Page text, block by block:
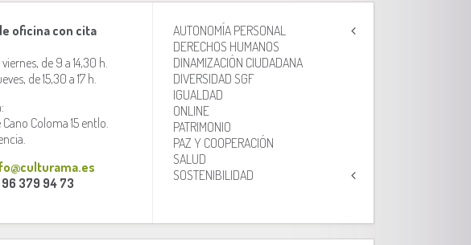
oficina con cita
de 9 a 14,30 h.
de 15,30 a 17 h.
Coloma 15 entlo.
96 379 94 73
AUTONOMÍA PERSONAL
DERECHOS HUMANOS
DINAMIZACIÓN CIUDADANA
DIVERSIDAD SGF
IGUALDAD
ONLINE
PATRIMONIO
PAZ Y COOPERACIÓN
SALUD
SOSTENIBILIDAD